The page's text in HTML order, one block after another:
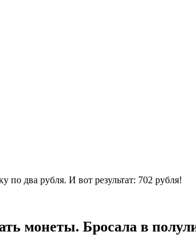
по два рубля. И вот результат: 702 рубля!
монеты. Бросала в